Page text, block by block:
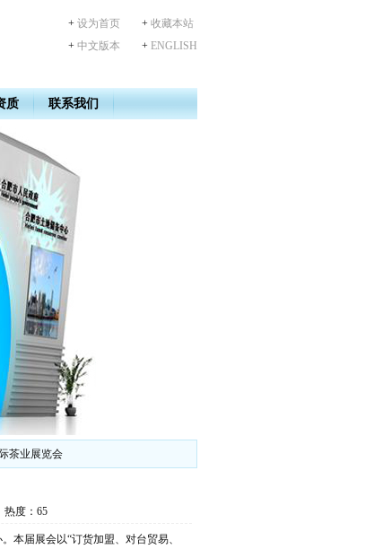
+ 设为首页 + 收藏本站
+ 中文版本 + ENGLISH
质 联系我们
茶业展览会
热度： 65
本届展会以“订货加盟、对台贸易、